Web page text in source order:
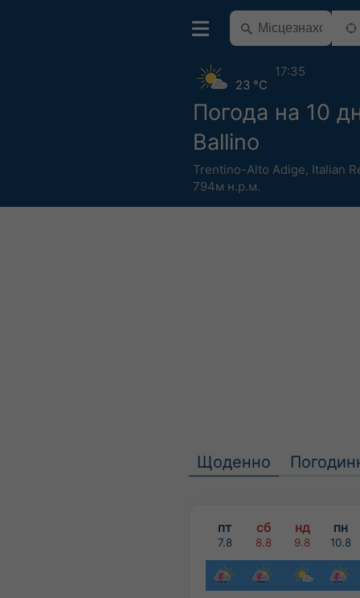
Погода на 10
Ballino
Trentino-Alto Adige, Italian
794м н.р.м.
23 °C
17:35
Щоденно
пт сб нд пн
7.8 8.8 9.8 10.8